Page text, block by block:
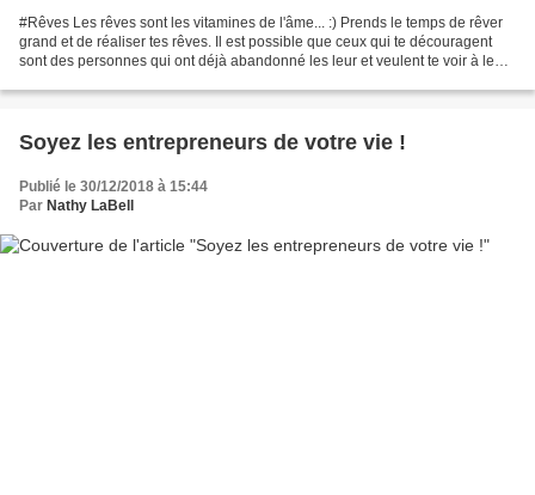
#Rêves Les rêves sont les vitamines de l'âme... :) Prends le temps de rêver
grand et de réaliser tes rêves. Il est possible que ceux qui te découragent
sont des personnes qui ont déjà abandonné les leur et veulent te voir à leur
Soyez les entrepreneurs de votre vie !
Publié le 30/12/2018 à 15:44
Par Nathy LaBell